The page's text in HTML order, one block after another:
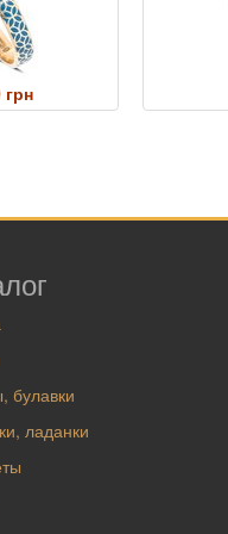
грн
булавки
ладанки